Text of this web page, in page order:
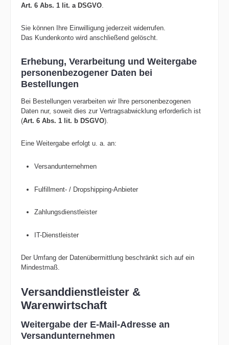
Art. 6 Abs. 1 lit. a DSGVO
Sie können Ihre Einwilligung jederzeit widerrufen.
Das Kundenkonto wird anschließend gelöscht.
Erhebung, Verarbeitung und Weitergabe
personenbezogener Daten bei
Bestellungen
Bei Bestellungen verarbeiten wir Ihre personenbezogenen
Daten nur, soweit dies zur Vertragsabwicklung erforderlich ist
(Art. 6 Abs. 1 lit. b DSGVO).
Eine Weitergabe erfolgt u. a. an:
Versandunternehmen
Fulfillment- / Dropshipping-Anbieter
Zahlungsdienstleister
IT-Dienstleister
Der Umfang der Datenübermittlung beschränkt sich auf ein
Mindestmaß.
Versanddienstleister &
Warenwirtschaft
Weitergabe der E-Mail-Adresse an
Versandunternehmen